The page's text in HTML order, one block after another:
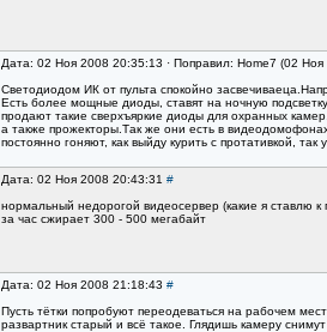
Дата: 02 Ноя 2008 20:35:13 · Поправил: Home7 (02
Светодиодом ИК от пульта спокойно
Есть более мощные диоды, ставят на ночную
продают такие сверхъяркие диоды для охранных
а также прожекторы.Так же они есть в
постоянно гоняют, как выйду курить с протативкой,
Дата: 02 Ноя 2008 20:43:31 #
нормальный недорогой видеосервер (какие я ставлю
за час сжирает 300 - 500 мегабайт
Дата: 02 Ноя 2008 21:18:43 #
Пусть тётки попробуют переодеваться на рабочем
развартник старый и всё такое. Глядишь камеру